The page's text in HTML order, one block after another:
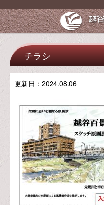
チラシ
更新日： 2024.08.06